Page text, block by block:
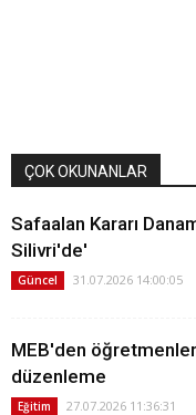
ÇOK OKUNANLAR
Safaalan Kararı
Silivri'de'
Güncel 31.07.2026 14:00:05
MEB'den
düzenleme
Eğitim 27.07.2026 11:36:31